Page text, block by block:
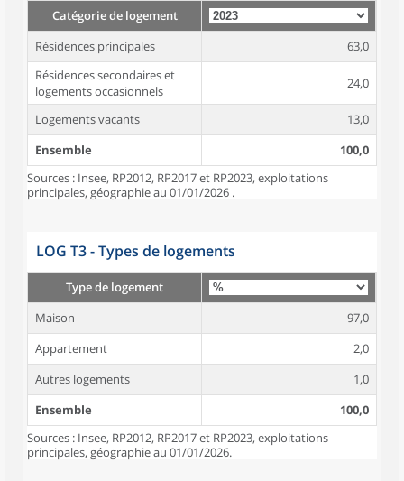
Catégorie de logement
Résidences principales
63,0
Résidences secondaires et
logements occasionnels
24,0
Logements vacants
13,0
Ensemble
100,0
Sources : Insee, RP2012, RP2017 et RP2023, exploitations
principales, géographie au 01/01/2026 .
LOG T3 - Types de logements
Type de logement
Maison
97,0
Appartement
2,0
Autres logements
1,0
Ensemble
100,0
Sources : Insee, RP2012, RP2017 et RP2023, exploitations
principales, géographie au 01/01/2026.